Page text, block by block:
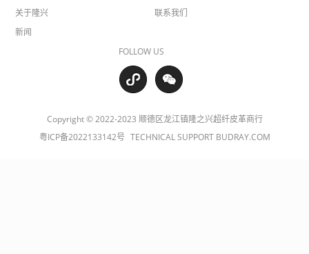
关于隆兴
新闻
联系我们
FOLLOW US
Copyright © 2022-2023 顺德区龙江镇隆之兴超纤皮革商行
粤ICP备2022133142号 TECHNICAL SUPPORT BUDRAY.COM